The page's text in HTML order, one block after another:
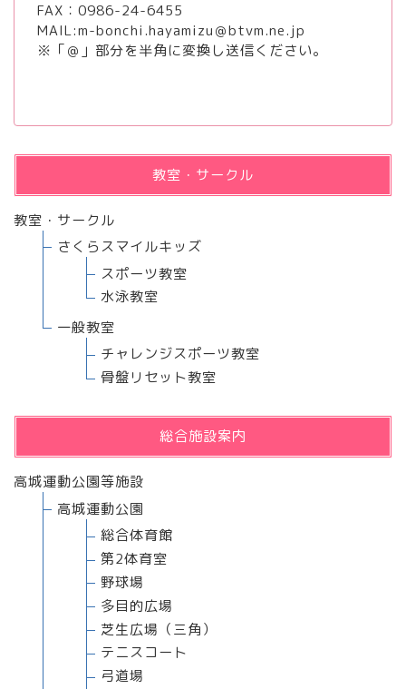
FAX：0986-24-6455
MAIL:m-bonchi.hayamizu＠btvm.ne.jp
※「＠」部分を半角に変換し送信ください。
教室・サークル
教室・サークル
さくらスマイルキッズ
スポーツ教室
水泳教室
一般教室
チャレンジスポーツ教室
骨盤リセット教室
総合施設案内
高城運動公園等施設
高城運動公園
総合体育館
第2体育室
野球場
多目的広場
芝生広場（三角）
テニスコート
弓道場